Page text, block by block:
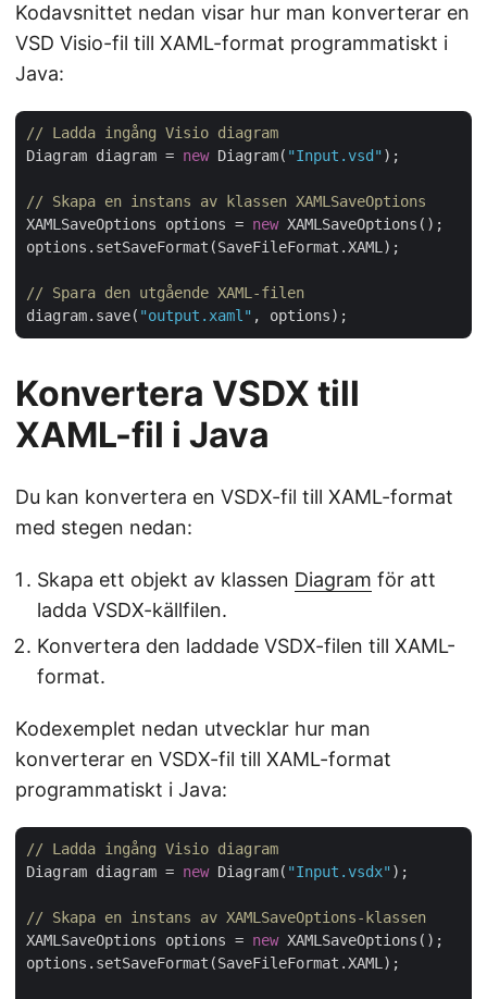
Kodavsnittet nedan visar hur man konverterar en
VSD Visio-fil till XAML-format programmatiskt i
Java:
// Ladda ingång Visio diagram
Diagram diagram = new Diagram( "Input.vsd" );
// Skapa en instans av klassen XAMLSaveOptions
XAMLSaveOptions options = new XAMLSaveOptions();
options.setSaveFormat(SaveFileFormat.XAML);
// Spara den utgående XAML-filen
diagram.save( "output.xaml"
Konvertera VSDX till
XAML-fil i Java
Du kan konvertera en VSDX-fil till XAML-format
med stegen nedan:
Skapa ett objekt av klassen Diagram för att
ladda VSDX-källfilen.
Konvertera den laddade VSDX-filen till XAML-
format.
Kodexemplet nedan utvecklar hur man
konverterar en VSDX-fil till XAML-format
programmatiskt i Java:
// Ladda ingång Visio diagram
Diagram diagram = new Diagram( "Input.vsdx" );
// Skapa en instans av XAMLSaveOptions-klassen
XAMLSaveOptions options = new XAMLSaveOptions();
options.setSaveFormat(SaveFileFormat.XAML);